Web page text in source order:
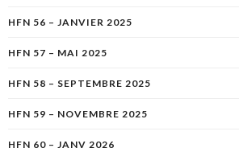
HFN 56 – JANVIER 2025
HFN 57 – MAI 2025
HFN 58 – SEPTEMBRE 2025
HFN 59 – NOVEMBRE 2025
HFN 60 – JANV 2026